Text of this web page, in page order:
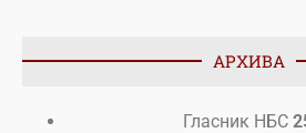
АРХИВА
Гласник НБС